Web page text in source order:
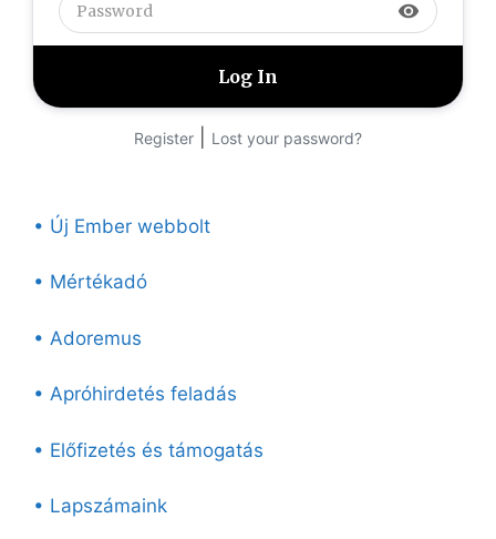
visibility
Register Lost your password?
• Új Ember webbolt
• Mértékadó
• Adoremus
• Apróhirdetés feladás
• Előfizetés és támogatás
• Lapszámaink